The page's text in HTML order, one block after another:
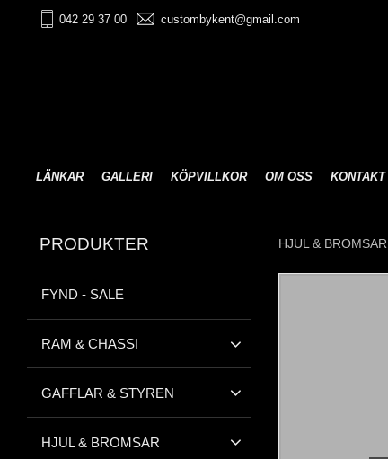
042 29 37 00 custombykent@gmail.com
LÄNKAR GALLERI KÖPVILLKOR OM OSS KONTAKT
HJUL & BROMSAR
PRODUKTER
FYND - SALE
RAM & CHASSI
GAFFLAR & STYREN
HJUL & BROMSAR